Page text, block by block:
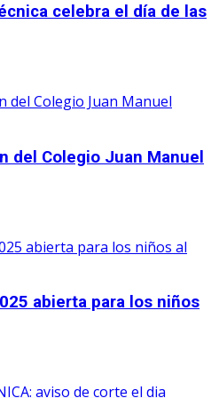
celebra el día de las
del Colegio Juan Manuel
abierta para los niños